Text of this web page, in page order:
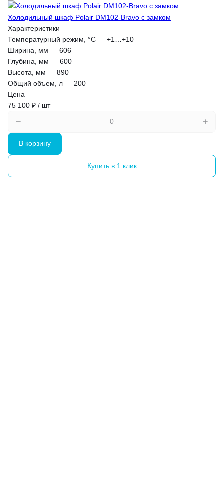
Холодильный шкаф Polair DM102-Bravo с замком
Характеристики
Температурный режим, °С — +1…+10
Ширина, мм — 606
Глубина, мм — 600
Высота, мм — 890
Общий объем, л — 200
Цена
75 100 ₽ / шт
В корзину
Купить в 1 клик